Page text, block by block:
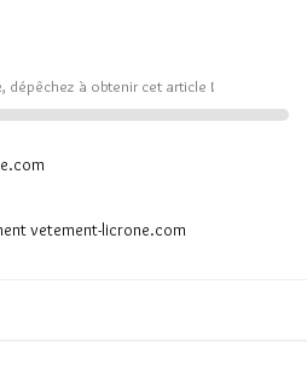
dépêchez à obtenir cet article !